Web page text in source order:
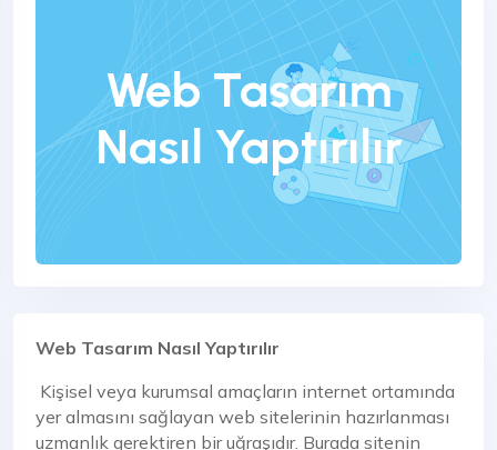
Web Tasarım
Nasıl Yaptırılır
Web Tasarım Nasıl Yaptırılır
Kişisel veya kurumsal amaçların internet ortamında
yer almasını sağlayan web sitelerinin hazırlanması
uzmanlık gerektiren bir uğraşıdır. Burada sitenin